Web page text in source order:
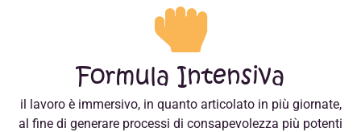
Formula Intensiva
il lavoro è immersivo, in quanto articolato in più giornate,
al fine di generare processi di consapevolezza più potenti